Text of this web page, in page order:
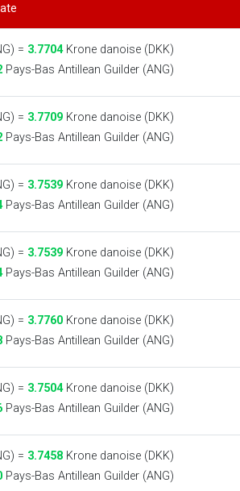
= 3.7704Krone danoise (DKK)
Pays-Bas Antillean Guilder (ANG)
= 3.7709Krone danoise (DKK)
Pays-Bas Antillean Guilder (ANG)
= 3.7539Krone danoise (DKK)
Pays-Bas Antillean Guilder (ANG)
= 3.7539Krone danoise (DKK)
Pays-Bas Antillean Guilder (ANG)
= 3.7760Krone danoise (DKK)
Pays-Bas Antillean Guilder (ANG)
= 3.7504Krone danoise (DKK)
Pays-Bas Antillean Guilder (ANG)
= 3.7458Krone danoise (DKK)
Pays-Bas Antillean Guilder (ANG)